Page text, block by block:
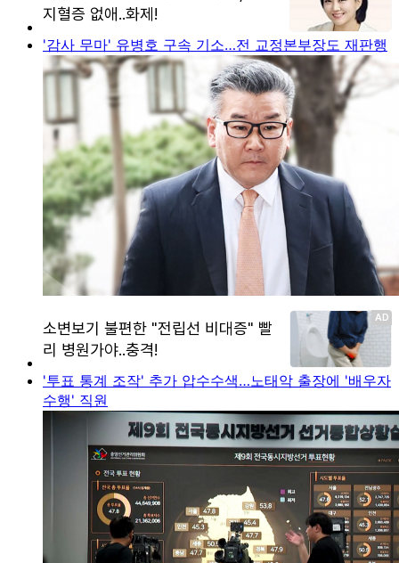
'감사 무마' 유병호 구속 기소…전 교정본부장도 재판행
'투표 통계 조작' 추가 압수수색…노태악 출장에 '배우자
수행' 직원